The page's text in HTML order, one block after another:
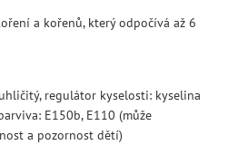
a kořenů, který odpočívá až 6
regulátor kyselosti: kyselina
E150b, E110 (může
a pozornost dětí)